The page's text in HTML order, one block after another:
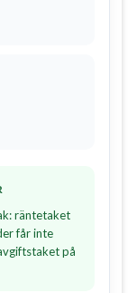
räntetaket
får inte
på